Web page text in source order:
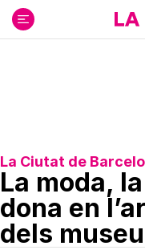
contenido
La Ciutat de
La moda,
dona en
dels